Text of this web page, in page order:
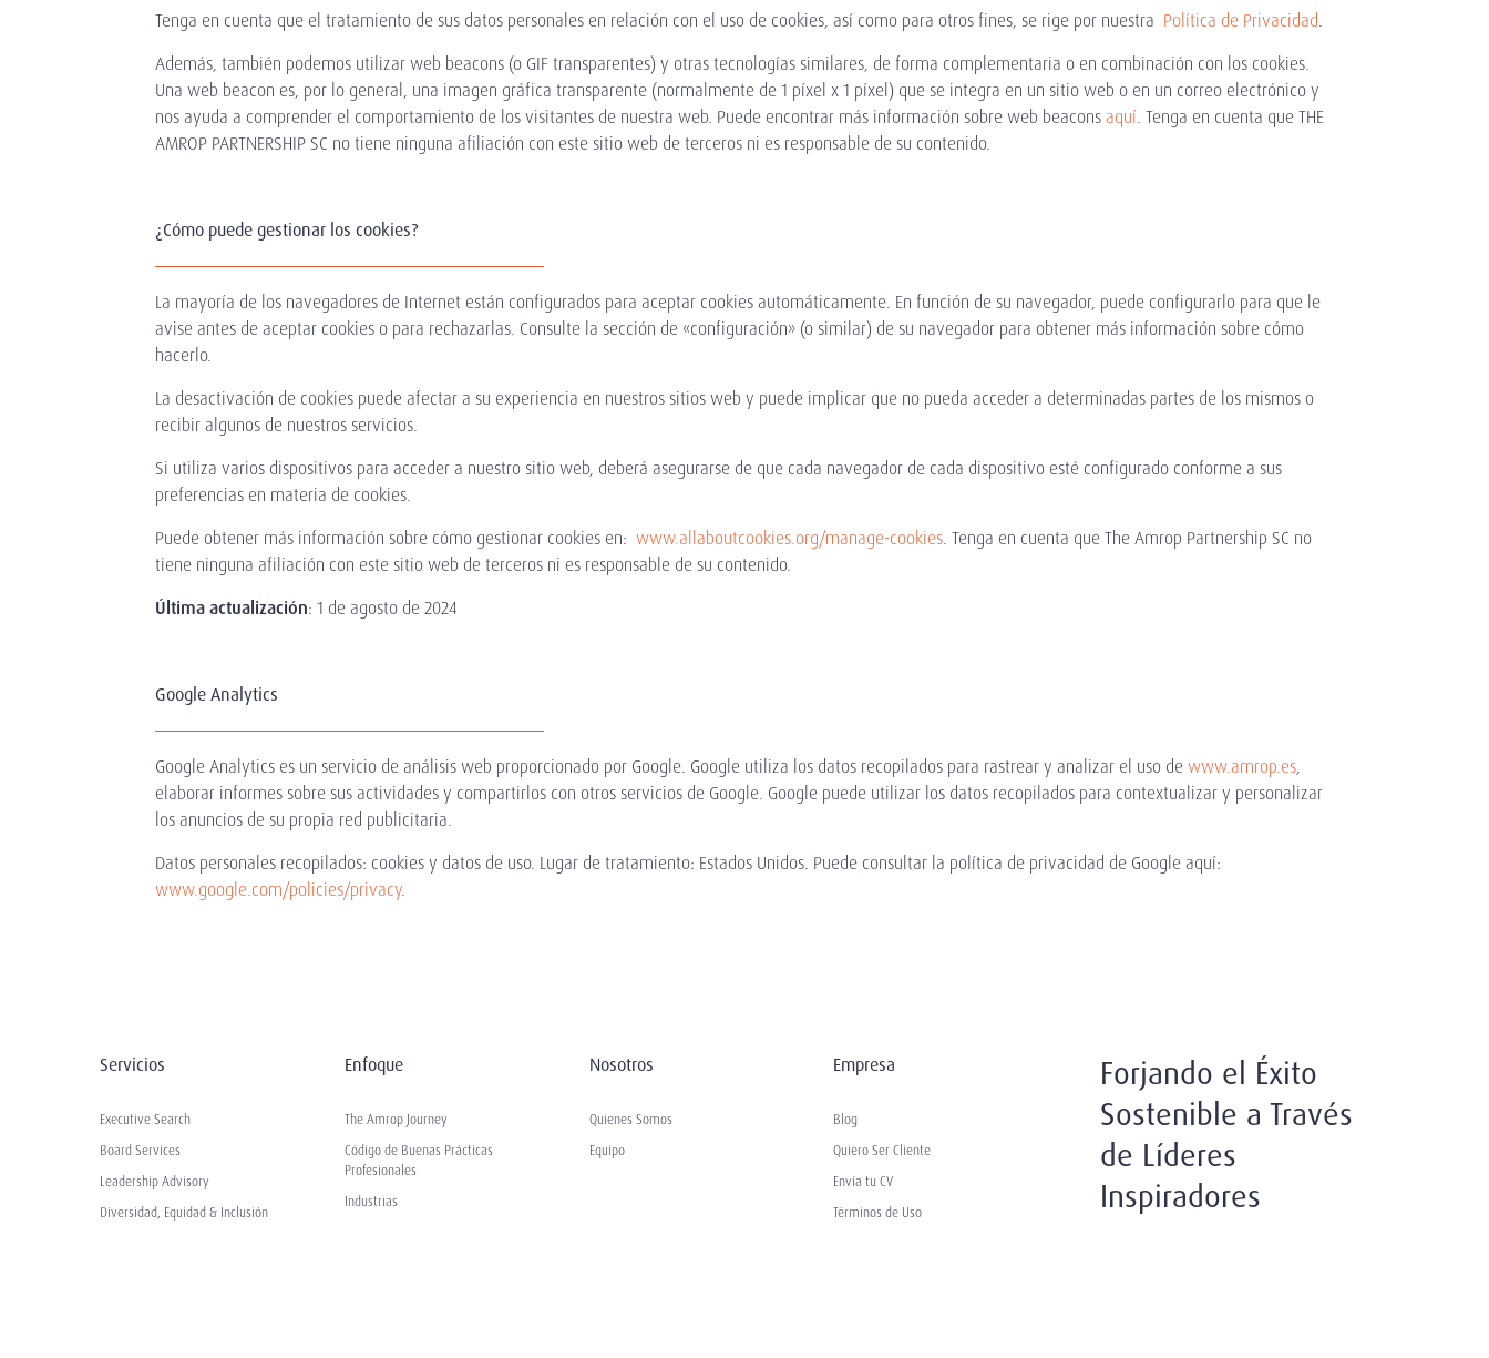
Tenga en cuenta que el tratamiento de sus datos personales en relación con el uso de cookies, así como para otros fines, se rige por nuestra Política de Privacidad.
Además, también podemos utilizar web beacons (o GIF transparentes) y otras tecnologías similares, de forma complementaria o en combinación con los cookies.
Una web beacon es, por lo general, una imagen gráfica transparente (normalmente de 1 píxel x 1 píxel) que se integra en un sitio web o en un correo electrónico y
nos ayuda a comprender el comportamiento de los visitantes de nuestra web. Puede encontrar más información sobre web beaconsaquí. Tenga en cuenta que THE
AMROP PARTNERSHIP SC no tiene ninguna afiliación con este sitio web de terceros ni es responsable de su contenido.
¿Cómo puede gestionar los cookies?
La mayoría de los navegadores de Internet están configurados para aceptar cookies automáticamente. En función de su navegador, puede configurarlo para que le
avise antes de aceptar cookies o para rechazarlas. Consulte la sección de «configuración» (o similar) de su navegador para obtener más información sobre cómo
hacerlo.
La desactivación de cookies puede afectar a su experiencia en nuestros sitios web y puede implicar que no pueda acceder a determinadas partes de los mismos o
recibir algunos de nuestros servicios.
Si utiliza varios dispositivos para acceder a nuestro sitio web, deberá asegurarse de que cada navegador de cada dispositivo esté configurado conforme a sus
preferencias en materia de cookies.
Puede obtener más información sobre cómo gestionar cookies en: www.allaboutcookies.org/manage-cookies. Tenga en cuenta que The Amrop Partnership SC no
tiene ninguna afiliación con este sitio web de terceros ni es responsable de su contenido.
Última actualización: 1 de agosto de 2024
Google Analytics
Google Analytics es un servicio de análisis web proporcionado por Google. Google utiliza los datos recopilados para rastrear y analizar el uso dewww.amrop.es,
elaborar informes sobre sus actividades y compartirlos con otros servicios de Google. Google puede utilizar los datos recopilados para contextualizar y personalizar
los anuncios de su propia red publicitaria.
Datos personales recopilados: cookies y datos de uso. Lugar de tratamiento: Estados Unidos. Puede consultar la política de privacidad de Google aquí:
www.google.com/policies/privacy.
Servicios
Executive Search
Board Services
Leadership Advisory
Diversidad, Equidad & Inclusión
Enfoque
The Amrop Journey
Código de Buenas Prácticas
Profesionales
Industrias
Nosotros
Quienes Somos
Equipo
Empresa
Blog
Quiero Ser Cliente
Envía tu CV
Términos de Uso
Forjando el Éxito
Sostenible a Través
de Líderes
Inspiradores